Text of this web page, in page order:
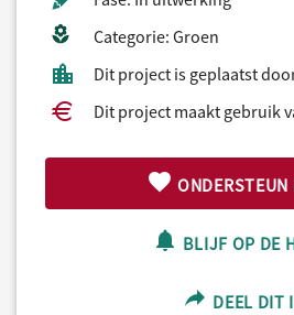
Categorie: Groen
Dit project is geplaatst
Dit project maakt gebruik
ONDERSTEUN
BLIJF OP DE
DEEL DIT